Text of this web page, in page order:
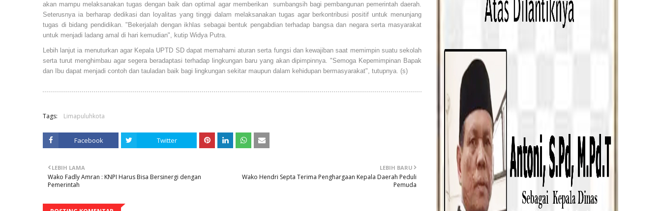
akan mampu melaksanakan tugas dengan baik dan optimal agar memberikan sumbangsih bagi pembangunan pemerintah daerah.
Seterusnya ia berharap dedikasi dan loyalitas yang tinggi dalam melaksanakan tugas agar berkontribusi positif untuk menunjang
tugas di bidang pendidikan. "Bekerjalah dengan ikhlas sebagai bentuk pengabdian terhadap bangsa dan negara serta masyarakat
untuk menjadi ladang amal di hari kemudian", kutip Widya Putra.
Lebih lanjut ia menuturkan agar Kepala UPTD SD dapat memahami aturan serta fungsi dan kewajiban saat memimpin suatu sekolah
serta turut menghimbau agar segera beradaptasi terhadap lingkungan baru yang akan dipimpinnya. "Semoga Kepemimpinan Bapak
dan Ibu dapat menjadi contoh dan tauladan baik bagi lingkungan sekitar maupun dalam kehidupan bermasyarakat", tutupnya. (s)
Tags: Limapuluhkota
Facebook Twitter
LEBIH BARU
Wako Hendri Septa Terima Penghargaan Kepala Daerah Peduli
Pemuda
LEBIH LAMA
Wako Fadly Amran : KNPI Harus Bisa Bersinergi dengan
Pemerintah